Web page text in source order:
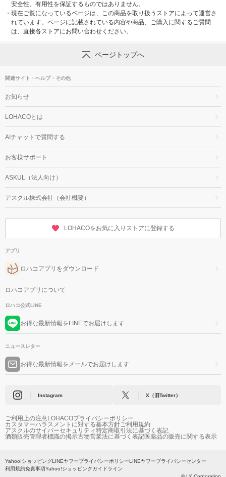
安全性、有用性を保証するものではありません。
・ 現在ご覧になっているページは、この商品を取り扱うストアによって運営さ
れています。ページに記載されている内容や商品、ご購入に関するご質問
は、直接各ストアにお問い合わせください。
ページトップへ
関連サイト・ヘルプ・その他
お知らせ
LOHACOとは
AIチャットで質問する
お客様サポート
ASKUL（法人向け）
アスクル株式会社（会社概要）
LOHACOをお気に入りストアに登録する
アプリ
ロハコアプリをダウンロード
ロハコアプリについて
ロハコ公式LINE
お得な最新情報をLINEでお届けします
ニュースレター
お得な最新情報をメールでお届けします
Instagram X（旧Twitter）
ご利用上の注意LOHACOプライバシーポリシー
カスタマーハラスメントに対する基本方針ご利用規約
アスクルのサイバーセキュリティ特定商取引法に基づく表記
酒類販売管理者標識の掲示古物営業法に基づく表記医薬品の販売に関する表示
Yahoo!ショッピングLINEヤフープライバシーポリシーLINEヤフープライバシーセンター
利用規約免責事項Yahoo!ショッピングガイドライン